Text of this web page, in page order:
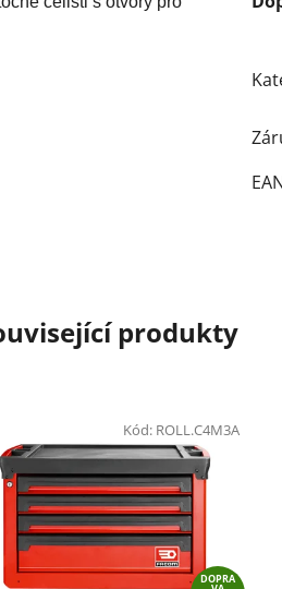
produkty
DOPRA
Kód: ROLL.C4M3A